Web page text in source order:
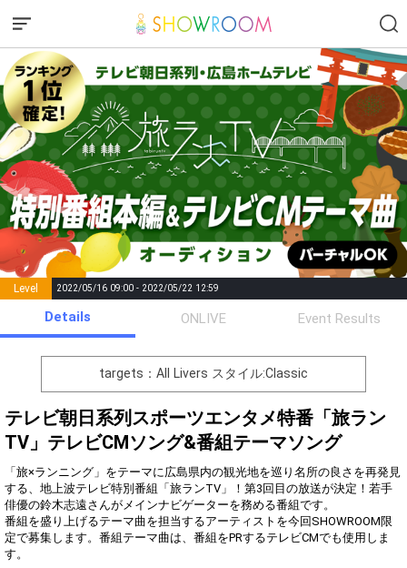
Level 2022/05/16 09:00 - 2022/05/22 12:59
Points List of Goal
number of
positions
Rema
0 Event Begins!
オリジナルアバター制作権獲
得！
Gifting
Throw gifts to the stage and join
the live performance.
First, try throwing free Stars
(once a day)! You can also charge
Show Gold to purchase gifts
(available from 1 JPY)! When you
Comments
You can post comments. Please
refrain from posting comments
that may offend performers or
other users.
Details ONLIVE Event Results
targets：All Livers スタイル:Classic
テレビ朝日系列スポーツエンタメ特番「旅ラン
TV」テレビCMソング&番組テーマソング
「旅×ランニング」をテーマに広島県内の観光地を巡り名所の良さを再発見
する、地上波テレビ特別番組「旅ランTV」！第3回目の放送が決定！若手
俳優の鈴木志遠さんがメインナビゲーターを務める番組です。
番組を盛り上げるテーマ曲を担当するアーティストを今回SHOWROOM限
定で募集します。番組テーマ曲は、番組をPRするテレビCMでも使用しま